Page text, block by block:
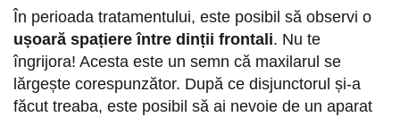
În perioada tratamentului, este posibil să observi o
ușoară spațiere între dinții frontali. Nu te
îngrijora! Acesta este un semn că maxilarul se
lărgește corespunzător. După ce disjunctorul și-a
făcut treaba, este posibil să ai nevoie de un aparat